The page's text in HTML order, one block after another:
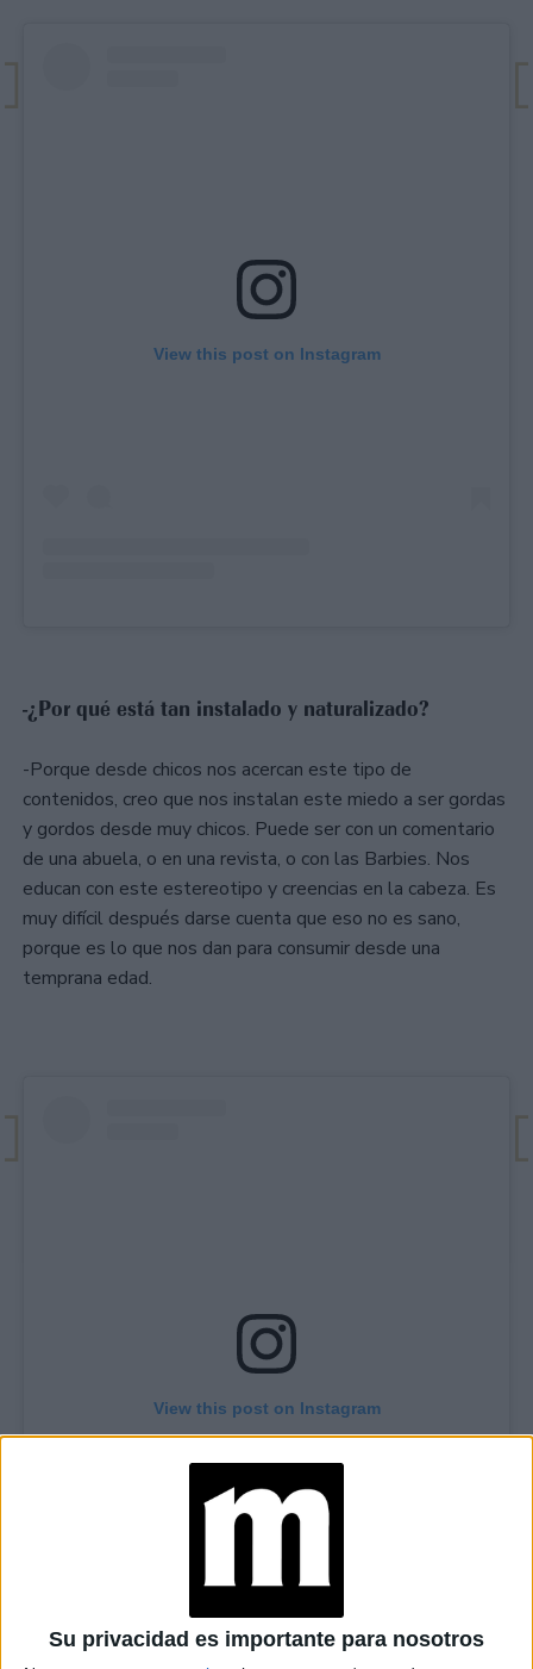
Su privacidad es importante para nosotros
View this post on Instagram
-¿Por qué está tan instalado y naturalizado?
-Porque desde chicos nos acercan este tipo de
contenidos, creo que nos instalan este miedo a ser gordas
y gordos desde muy chicos. Puede ser con un comentario
de una abuela, o en una revista, o con las Barbies. Nos
educan con este estereotipo y creencias en la cabeza. Es
muy difícil después darse cuenta que eso no es sano,
porque es lo que nos dan para consumir desde una
temprana edad.
View this post on Instagram